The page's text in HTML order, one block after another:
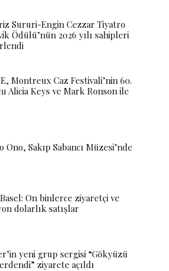
Sururi-Engin Cezzar Tiyatro
Ödülü’nün 2026 yılı sahipleri
Montreux Caz Festivali’nin 60.
Alicia Keys ve Mark Ronson ile
Ono, Sakıp Sabancı Müzesi’nde
On binlerce ziyaretçi ve
dolarlık satışlar
yeni grup sergisi “Gökyüzü
ziyarete açıldı